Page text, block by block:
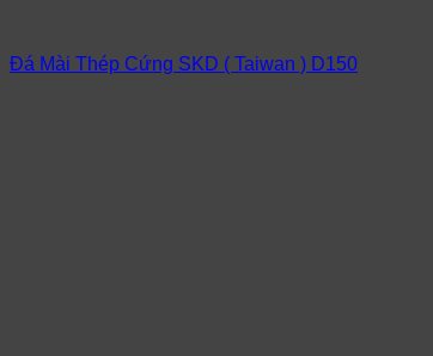
Đá Mài Thép Cứng SKD ( Taiwan ) D150